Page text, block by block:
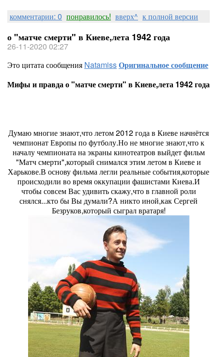
комментарии: 0 понравилось! вверх^ к полной версии
о "матче смерти" в Киеве,лета 1942 года
26-11-2020 02:27
Это цитата сообщения NatamissОригинальное сообщение
Мифы и правда о "матче смерти" в Киеве,лета 1942 года
Думаю многие знают,что летом 2012 года в Киеве начнётся
чемпионат Европы по футболу.Но не многие знают,что к
началу чемпионата на экраны кинотеатров выйдет фильм
"Матч смерти",который снимался этим летом в Киеве и
Харькове.В основу фильма легли реальные события,которые
происходили во время оккупации фашистами Киева.И
чтобы совсем Вас удивить скажу,что в главной роли
снялся...кто бы Вы думали?А никто иной,как Сергей
Безруков,который сыграл вратаря!